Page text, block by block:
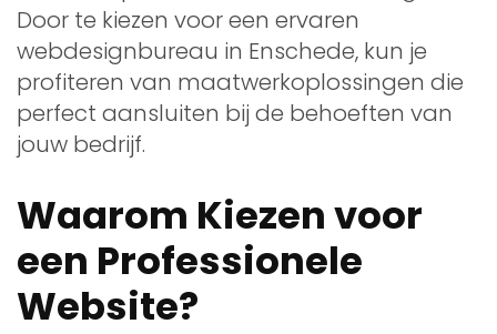
Door te kiezen voor een ervaren
webdesignbureau in Enschede, kun je
profiteren van maatwerkoplossingen die
perfect aansluiten bij de behoeften van
jouw bedrijf.
Waarom Kiezen voor
een Professionele
Website?